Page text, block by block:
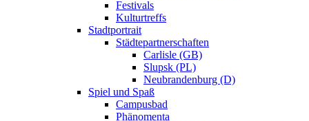
Festivals
Kulturtreffs
Stadtportrait
Städtepartnerschaften
Carlisle (GB)
Slupsk (PL)
Neubrandenburg (D)
Spiel und Spaß
Campusbad
Phänomenta